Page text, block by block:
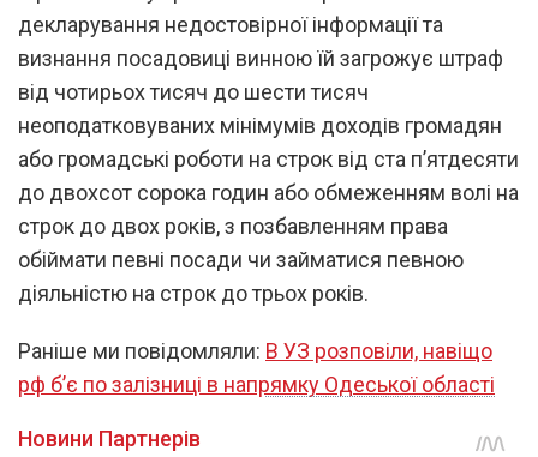
декларування недостовірної інформації та
визнання посадовиці винною їй загрожує штраф
від чотирьох тисяч до шести тисяч
неоподатковуваних мінімумів доходів громадян
або громадські роботи на строк від ста п’ятдесяти
до двохсот сорока годин або обмеженням волі на
строк до двох років, з позбавленням права
обіймати певні посади чи займатися певною
діяльністю на строк до трьох років.
Раніше ми повідомляли: В УЗ розповіли, навіщо
рф б’є по залізниці в напрямку Одеської області